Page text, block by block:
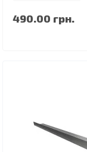
490.00 грн.